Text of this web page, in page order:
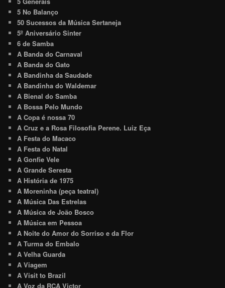
5 No Balanço
50 Sucessos da Música Sertaneja
5º Aniversário Sinter
6 de Samba
A Banda do Carnaval
A Banda do Gato
A Bandinha da Saudade
A Bandinha do Waldemar
A Bienal do Samba
A Bossa Pelo Mundo
A Copa é nossa 70
A Cruz e a Rosa Filosofia Perene. Luiz Eça
A Festa do Macaco
A Festa do Natal
A Gonfie Vele
A Grande Seresta
A História de 1975
A Moreninha (peça teatral)
A Música Das Estrelas
A Música de João Bosco
A Música em Pessoa
A Noite do Amor do Sorriso e da Flor
A Turma do Embalo
A Velha Guarda
A Viagem
A Visit to Brazil
A Voz da RCA Victor